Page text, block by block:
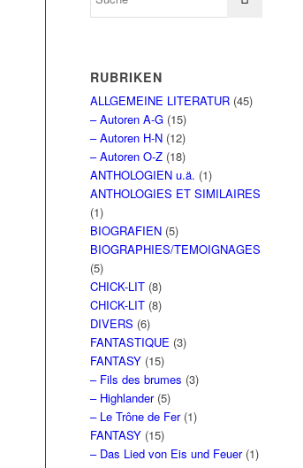
RUBRIKEN
ALLGEMEINE LITERATUR (45)
– Autoren A-G (15)
– Autoren H-N (12)
– Autoren O-Z (18)
ANTHOLOGIEN u.ä. (1)
ANTHOLOGIES ET SIMILAIRES
(1)
BIOGRAFIEN (5)
BIOGRAPHIES/TEMOIGNAGES
(5)
CHICK-LIT (8)
CHICK-LIT (8)
DIVERS (6)
FANTASTIQUE (3)
FANTASY (15)
– Fils des brumes (3)
– Highlander(5)
– Le Trône de Fer(1)
FANTASY (15)
– Das Lied von Eis und Feuer(1)